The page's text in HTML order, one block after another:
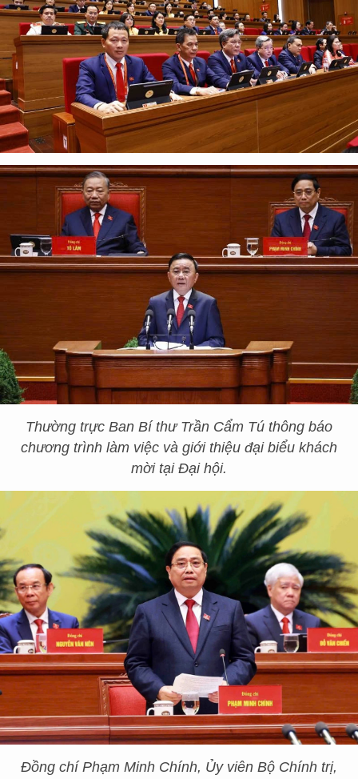
Thường trực Ban Bí thư Trần Cẩm Tú thông báo
chương trình làm việc và giới thiệu đại biểu khách
mời tại Đại hội.
Đồng chí Phạm Minh Chính, Ủy viên Bộ Chính trị,